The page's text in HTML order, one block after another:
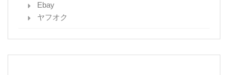
Ebay
ヤフオク